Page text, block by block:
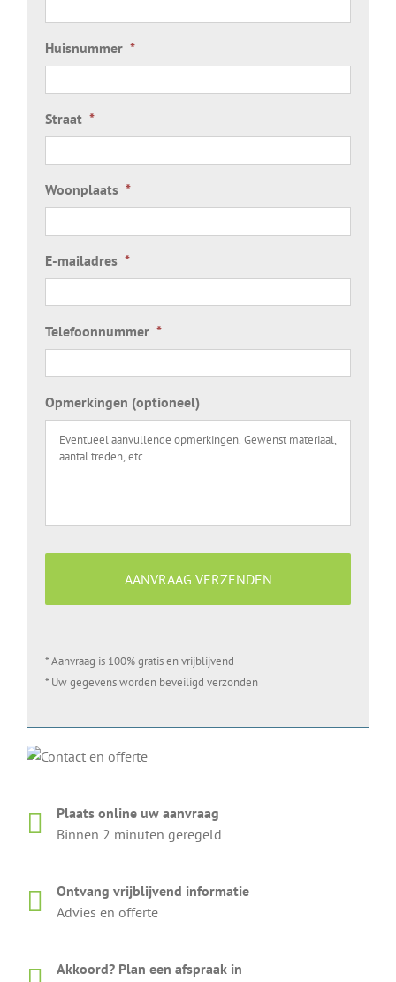
Huisnummer *
Straat *
Woonplaats *
E-mailadres *
Telefoonnummer *
Opmerkingen (optioneel)
* Aanvraag is 100% gratis en vrijblijvend
* Uw gegevens worden beveiligd verzonden
Plaats online uw aanvraag
Binnen 2 minuten geregeld
Ontvang vrijblijvend informatie
Advies en offerte
Akkoord? Plan een afspraak in